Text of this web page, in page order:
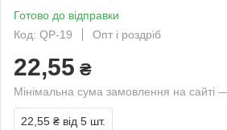
Готово до відправки
Код: QP-19
Опт і роздріб
22,55 ₴
Мінімальна сума замовлення на сайті
22,55 ₴ від 5 шт.